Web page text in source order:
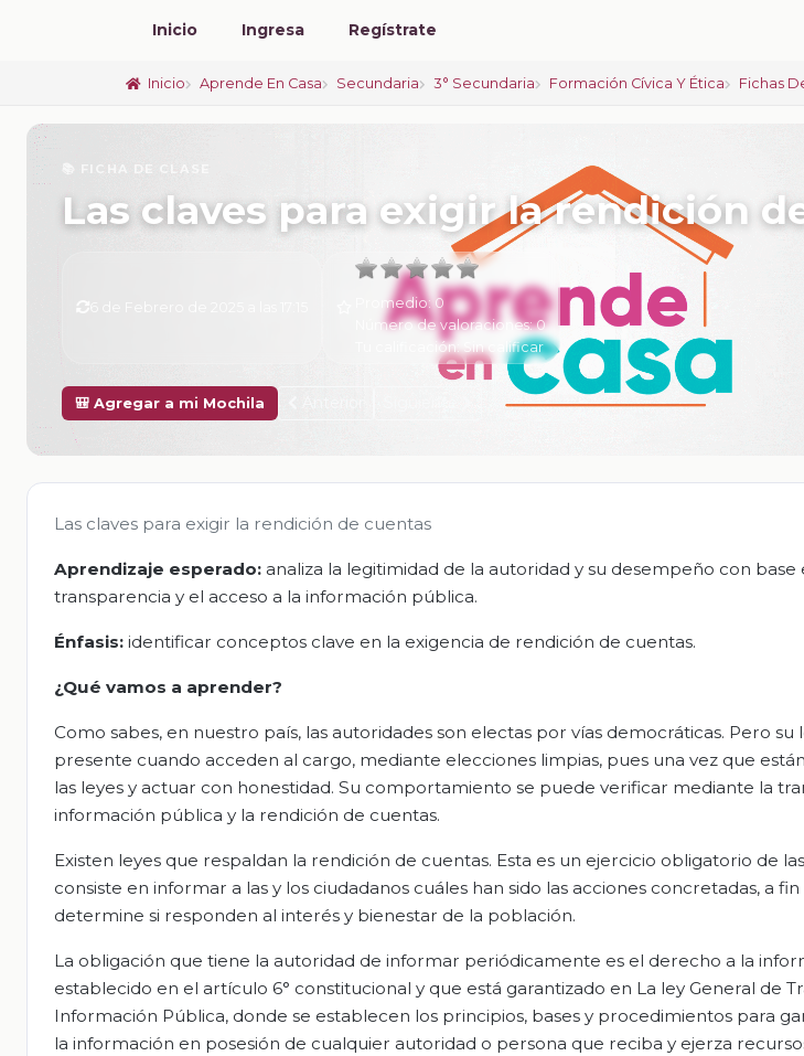
Inicio Ingresa Regístrate
Inicio Aprende En Casa Secundaria 3° Secundaria Formación Cívica Y Ética Fichas
📚 FICHA DE CLASE
Las claves para exigir la rendición
Promedio:0
Número de valoraciones:0
Tu calificación:Sin calificar
🎒 Agregar a mi Mochila
Las claves para exigir la rendición de cuentas
Aprendizaje esperado: analiza la legitimidad de la autoridad y su desempeño con
transparencia y el acceso a la información pública.
Énfasis: identificar conceptos clave en la exigencia de rendición de cuentas.
¿Qué vamos a aprender?
Como sabes, en nuestro país, las autoridades son electas por vías democráticas. Pero
presente cuando acceden al cargo, mediante elecciones limpias, pues una vez que
las leyes y actuar con honestidad. Su comportamiento se puede verificar mediante la
información pública y la rendición de cuentas.
Existen leyes que respaldan la rendición de cuentas. Esta es un ejercicio obligatorio de
consiste en informar a las y los ciudadanos cuáles han sido las acciones concretadas, a
determine si responden al interés y bienestar de la población.
La obligación que tiene la autoridad de informar periódicamente es el derecho a la
establecido en el artículo 6° constitucional y que está garantizado en La ley General de
Información Pública, donde se establecen los principios, bases y procedimientos para
la información en posesión de cualquier autoridad o persona que reciba y ejerza